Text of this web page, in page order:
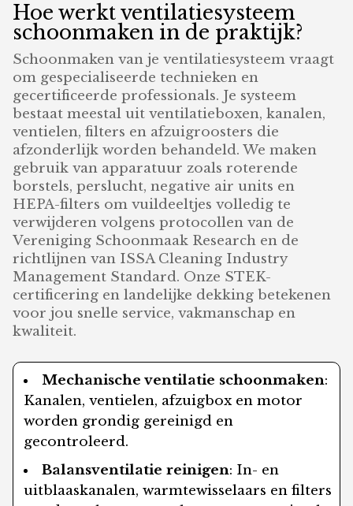
Hoe werkt ventilatiesysteem
schoonmaken in de praktijk?
Schoonmaken van je ventilatiesysteem vraagt
om gespecialiseerde technieken en
gecertificeerde professionals. Je systeem
bestaat meestal uit ventilatieboxen, kanalen,
ventielen, filters en afzuigroosters die
afzonderlijk worden behandeld. We maken
gebruik van apparatuur zoals roterende
borstels, perslucht, negative air units en
HEPA-filters om vuildeeltjes volledig te
verwijderen volgens protocollen van de
Vereniging Schoonmaak Research en de
richtlijnen van ISSA Cleaning Industry
Management Standard. Onze STEK-
certificering en landelijke dekking betekenen
voor jou snelle service, vakmanschap en
kwaliteit.
Mechanische ventilatie schoonmaken:
Kanalen, ventielen, afzuigbox en motor
worden grondig gereinigd en
gecontroleerd.
Balansventilatie reinigen: In- en
uitblaaskanalen, warmtewisselaars en filters